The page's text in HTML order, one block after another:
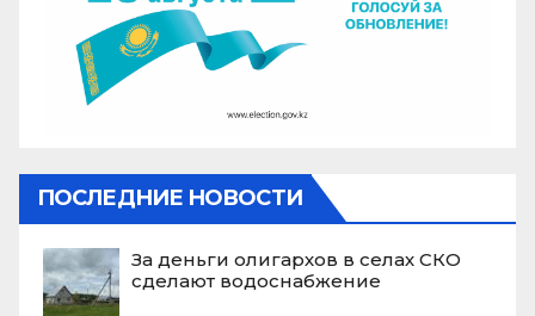
ПОСЛЕДНИЕ НОВОСТИ
За деньги олигархов в селах СКО
сделают водоснабжение